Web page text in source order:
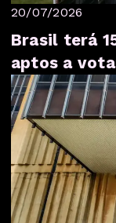
20/07/2026
Brasil terá
aptos a